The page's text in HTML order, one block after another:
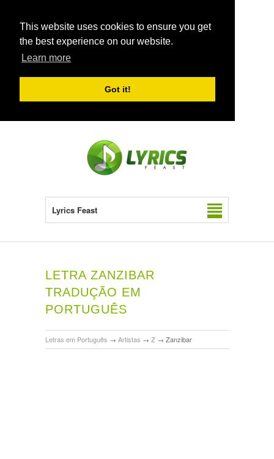
This website uses cookies to ensure you get
the best experience on our website.
Learn more
Got it!
Lyrics Feast
LETRA ZANZIBAR
TRADUÇÃO EM
PORTUGUÊS
Letras em Português → Artistas → Z → Zanzibar